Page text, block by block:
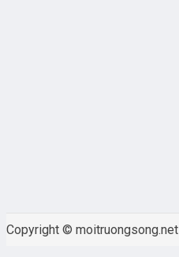
Copyright © moitruongsong.net